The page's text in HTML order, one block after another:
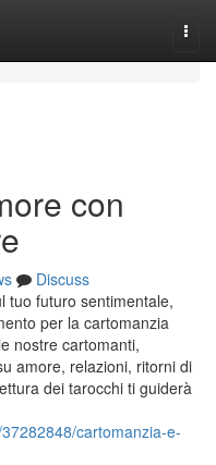
con
Discuss
tuo futuro sentimentale,
per la cartomanzia
nostre cartomanti,
amore, relazioni, ritorni di
dei tarocchi ti guiderà
cartomanzia-e-